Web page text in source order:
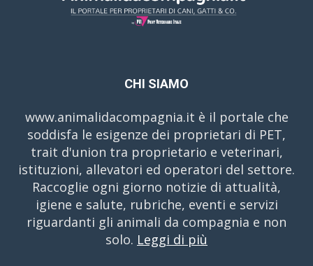
CHI SIAMO
www.animalidacompagnia.it è il portale che
soddisfa le esigenze dei proprietari di PET,
trait d'union tra proprietario e veterinari,
istituzioni, allevatori ed operatori del settore.
Raccoglie ogni giorno notizie di attualità,
igiene e salute, rubriche, eventi e servizi
riguardanti gli animali da compagnia e non
solo. Leggi di più